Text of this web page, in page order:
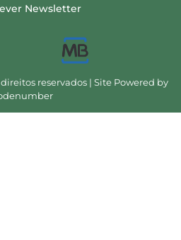
Newsletter
reservados | Site Powered by